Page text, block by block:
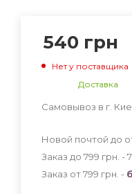
540 грн
Нет у поставщика
Доставка
Самовывоз в г.
Новой почтой до
Заказ до 799 грн. -
Заказ от 799 грн. -